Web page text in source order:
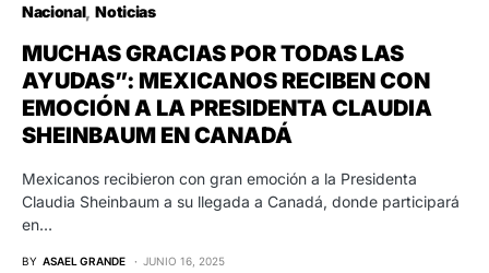
Nacional Noticias
MUCHAS GRACIAS POR TODAS LAS
AYUDAS”: MEXICANOS RECIBEN CON
EMOCIÓN A LA PRESIDENTA CLAUDIA
SHEINBAUM EN CANADÁ
Mexicanos recibieron con gran emoción a la Presidenta
Claudia Sheinbaum a su llegada a Canadá, donde participará
en…
BY ASAEL GRANDE JUNIO 16, 2025